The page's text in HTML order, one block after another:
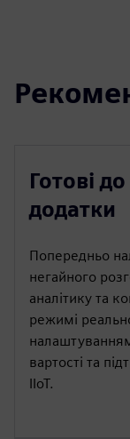
Готові
додатки
Попередньо
негайного
аналітику та
режимі
вартості та
IIoT.